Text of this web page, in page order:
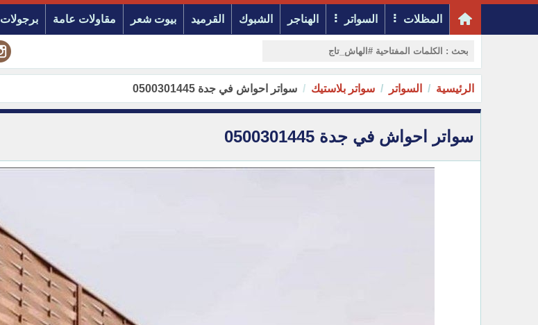
المظلات السواتر الهناجر الشبوك القرميد بيوت شعر مقاولات عامة برجولات
الرئيسية السواتر سواتر بلاستيك سواتر احواش في جدة 0500301445
سواتر احواش في جدة 0500301445